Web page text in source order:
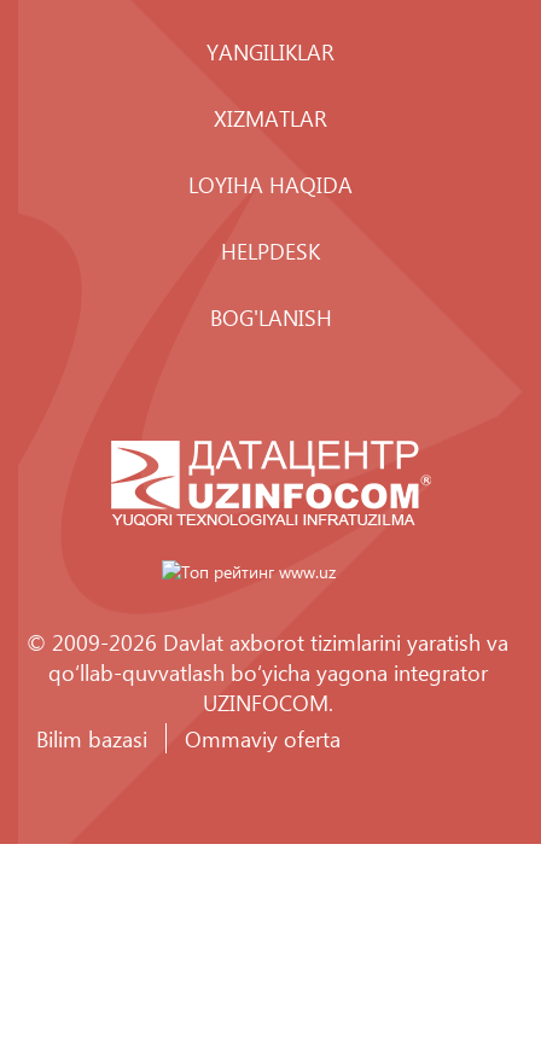
YANGILIKLAR
XIZMATLAR
LOYIHA HAQIDA
HELPDESK
BOG'LANISH
© 2009-2026 Davlat axborot tizimlarini yaratish va
qo‘llab-quvvatlash bo‘yicha yagona integrator
UZINFOCOM.
Bilim bazasi
Ommaviy oferta